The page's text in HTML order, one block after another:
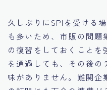
久しぶりにSPIを受ける
も多いため、市販の問題
の復習をしておくこと
を通過しても、その後
味がありません。難関企